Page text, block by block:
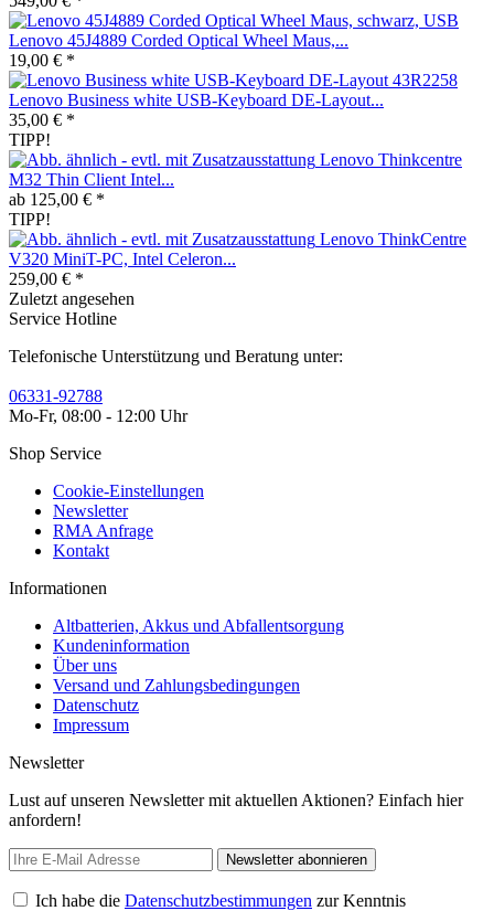
Lenovo 45J4889 Corded Optical Wheel Maus,...
19,00 € *
Lenovo Business white USB-Keyboard DE-Layout...
35,00 € *
TIPP!
Lenovo Thinkcentre
M32 Thin Client Intel...
ab 125,00 € *
TIPP!
Lenovo ThinkCentre
V320 MiniT-PC, Intel Celeron...
259,00 € *
Zuletzt angesehen
Service Hotline
Telefonische Unterstützung und Beratung unter:
06331-92788
Mo-Fr, 08:00 - 12:00 Uhr
Shop Service
Cookie-Einstellungen
Newsletter
RMA Anfrage
Kontakt
Informationen
Altbatterien, Akkus und Abfallentsorgung
Kundeninformation
Über uns
Versand und Zahlungsbedingungen
Datenschutz
Impressum
Newsletter
Lust auf unseren Newsletter mit aktuellen Aktionen? Einfach hier
anfordern!
Newsletter abonnieren
Ich habe die Datenschutzbestimmungen zur Kenntnis